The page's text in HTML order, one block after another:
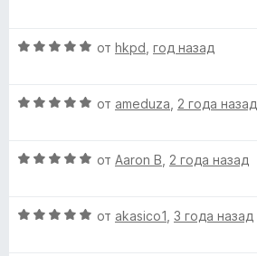
e
r
T
н
о
5
5
О
н
о
5
от hkpd год назад
О
н
о
от ameduza 2 года назад
О
н
от Aaron B 2 года назад
О
от akasico1 3 года назад